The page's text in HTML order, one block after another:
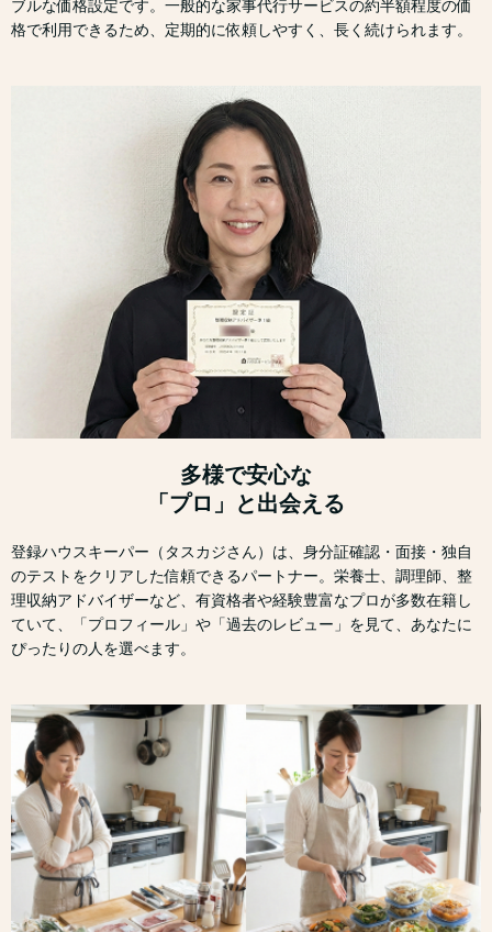
ブルな価格設定です。一般的な家事代行サービスの約半額程度の価
格で利用できるため、定期的に依頼しやすく、長く続けられます。
多様で安心な
「プロ」と出会える
登録ハウスキーパー（タスカジさん）は、身分証確認・面接・独自
のテストをクリアした信頼できるパートナー。栄養士、調理師、整
理収納アドバイザーなど、有資格者や経験豊富なプロが多数在籍し
ていて、「プロフィール」や「過去のレビュー」を見て、あなたに
ぴったりの人を選べます。